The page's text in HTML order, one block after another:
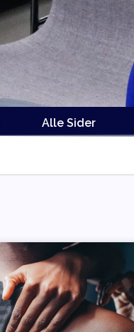
Alle Sider